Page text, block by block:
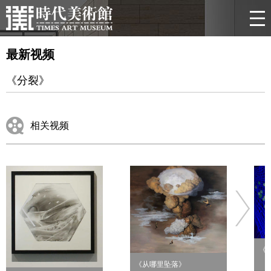
最新视频
《分裂》
相关视频
《从哪里坠落》
《